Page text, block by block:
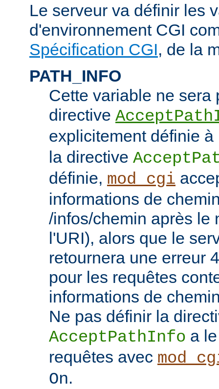
Le serveur va définir les
d'environnement CGI
Spécification CGI, de la
PATH_INFO
Cette variable ne sera
directive
explicitement définie à
la directive
définie, mod_cgi
informations de
/infos/chemin après le
l'URI), alors que le
retournera une erreur
pour les requêtes
informations de
Ne pas définir la
AcceptPathInfo a
requêtes avec
On.